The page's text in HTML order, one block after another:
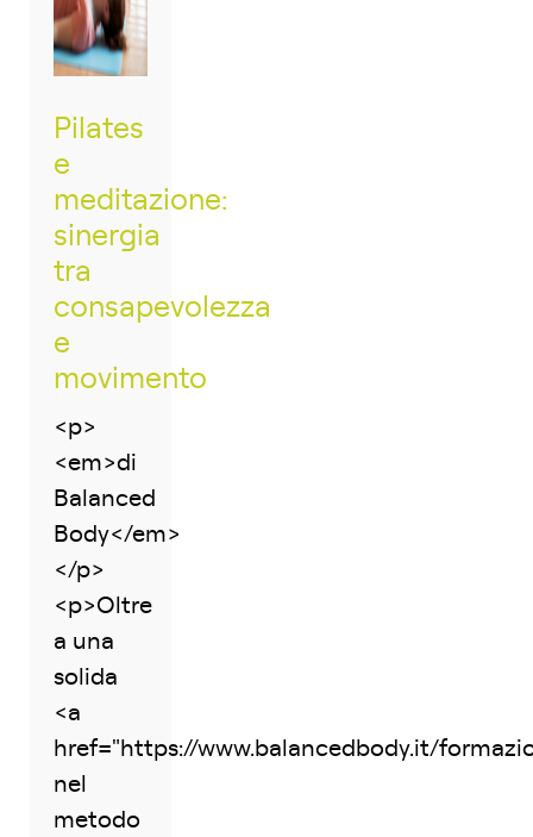
Pilates
e
meditazione:
sinergia
tra
consapevolezza
e
movimento
<p>
<em>di
Balanced
Body</em>
</p>
<p>Oltre
a una
solida
<a
href="https://www.balancedbody.it/
nel
metodo